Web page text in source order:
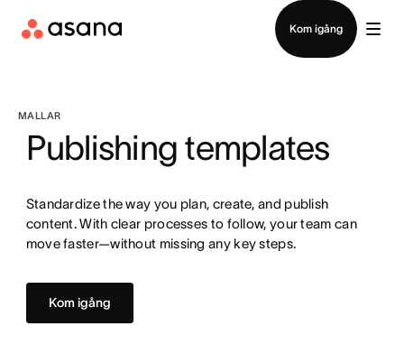
Kom igång
MALLAR
Publishing templates
Standardize the way you plan, create, and publish
content. With clear processes to follow, your team can
move faster—without missing any key steps.
Kom igång